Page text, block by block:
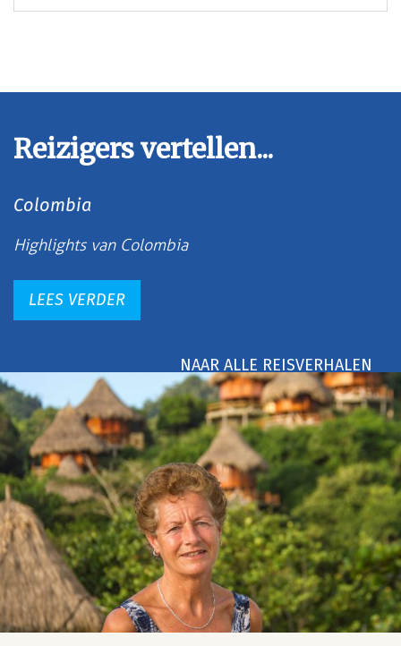
Reizigers vertellen...
Colombia
Highlights van Colombia
LEES VERDER
NAAR ALLE REISVERHALEN